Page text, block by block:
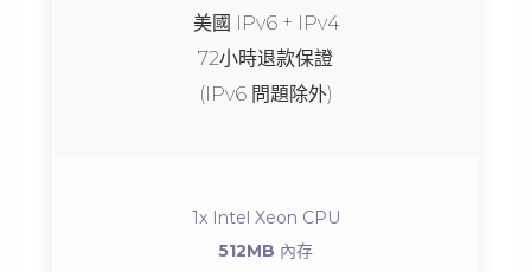
美國 IPv6 + IPv4
72小時退款保證
(IPv6 問題除外)
1x Intel Xeon CPU
512MB 內存